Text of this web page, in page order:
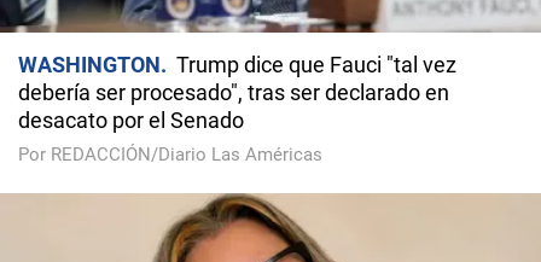
WASHINGTON
Trump dice que Fauci "tal vez
debería ser procesado", tras ser declarado en
desacato por el Senado
Por REDACCIÓN/Diario Las Américas